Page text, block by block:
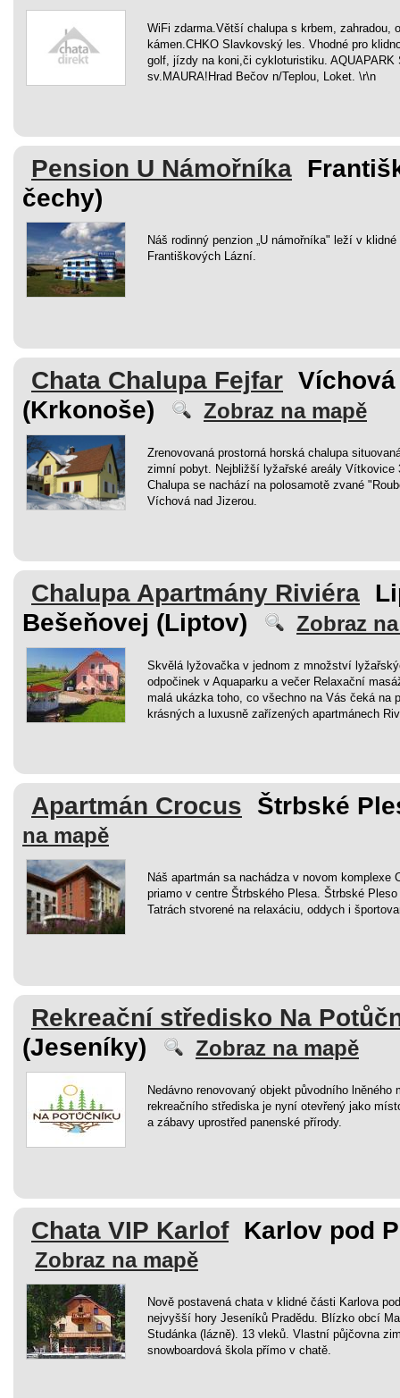
WiFi zdarma.Větší chalupa s krbem, zahradou,
kámen.CHKO Slavkovský les. Vhodné pro
golf, jízdy na koni,či cykloturistiku. AQUAPARK
sv.MAURA!Hrad Bečov n/Teplou, Loket. \r\n
Pension U Námořníka
čechy)
Náš rodinný penzion „U námořníka" leží v
Františkových Lázní.
Chata Chalupa Fejfar
(Krkonoše)
Zobraz na mapě
Zrenovovaná prostorná horská chalupa
zimní pobyt. Nejbližší lyžařské areály Vítkovice
Chalupa se nachází na polosamotě zvané
Víchová nad Jizerou.
Chalupa Apartmány Riviéra
Bešeňovej (Liptov)
Zobraz
Skvělá lyžovačka v jednom z množství
odpočinek v Aquaparku a večer Relaxační
malá ukázka toho, co všechno na Vás čeká na
krásných a luxusně zařízených apartmánech
Apartmán Crocus Štrbské
na mapě
Náš apartmán sa nachádza v novom komplexe
priamo v centre Štrbského Plesa. Štrbské
Tatrách stvorené na relaxáciu, oddych i
Rekreační středisko Na
(Jeseníky)
Zobraz na mapě
Nedávno renovovaný objekt původního lněného
rekreačního střediska je nyní otevřený jako
a zábavy uprostřed panenské přírody.
Chata VIP Karlof Karlov pod
Zobraz na mapě
Nově postavená chata v klidné části Karlova
nejvyšší hory Jeseníků Pradědu. Blízko obcí
Studánka (lázně). 13 vleků. Vlastní půjčovna
snowboardová škola přímo v chatě.